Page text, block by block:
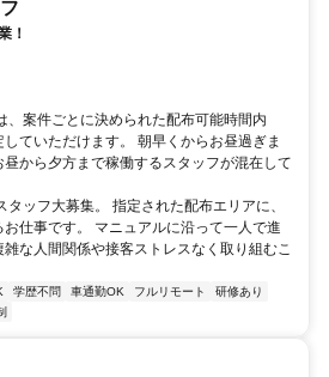
！
、案件ごとに決められた配布可能時間内
ていただけます。 朝早くからお昼過ぎま
から夕方まで稼働するスタッフが混在して
ッフ大募集。 指定された配布エリアに、
仕事です。 マニュアルに沿って一人で進
な人間関係や接客ストレスなく取り組むこ
学歴不問 車通勤OK フルリモート
研修あり